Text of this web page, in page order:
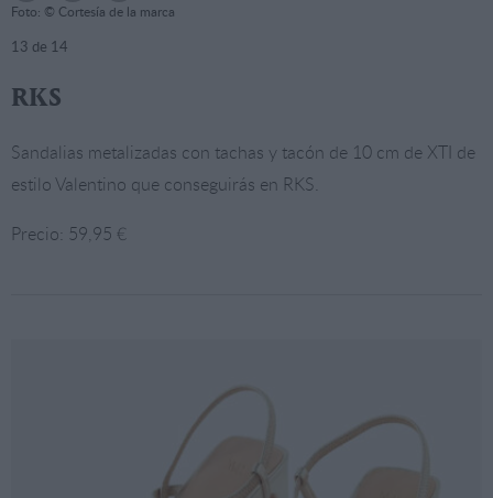
Foto: © Cortesía de la marca
13 de 14
RKS
Sandalias metalizadas con tachas y tacón de 10 cm de XTI de
estilo Valentino que conseguirás en RKS.
Precio: 59,95 €